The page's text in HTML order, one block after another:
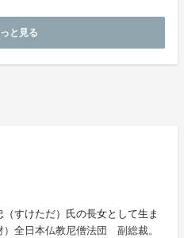
と見る
すけただ）氏の長女として生ま
全日本仏教尼僧法団 副総裁。